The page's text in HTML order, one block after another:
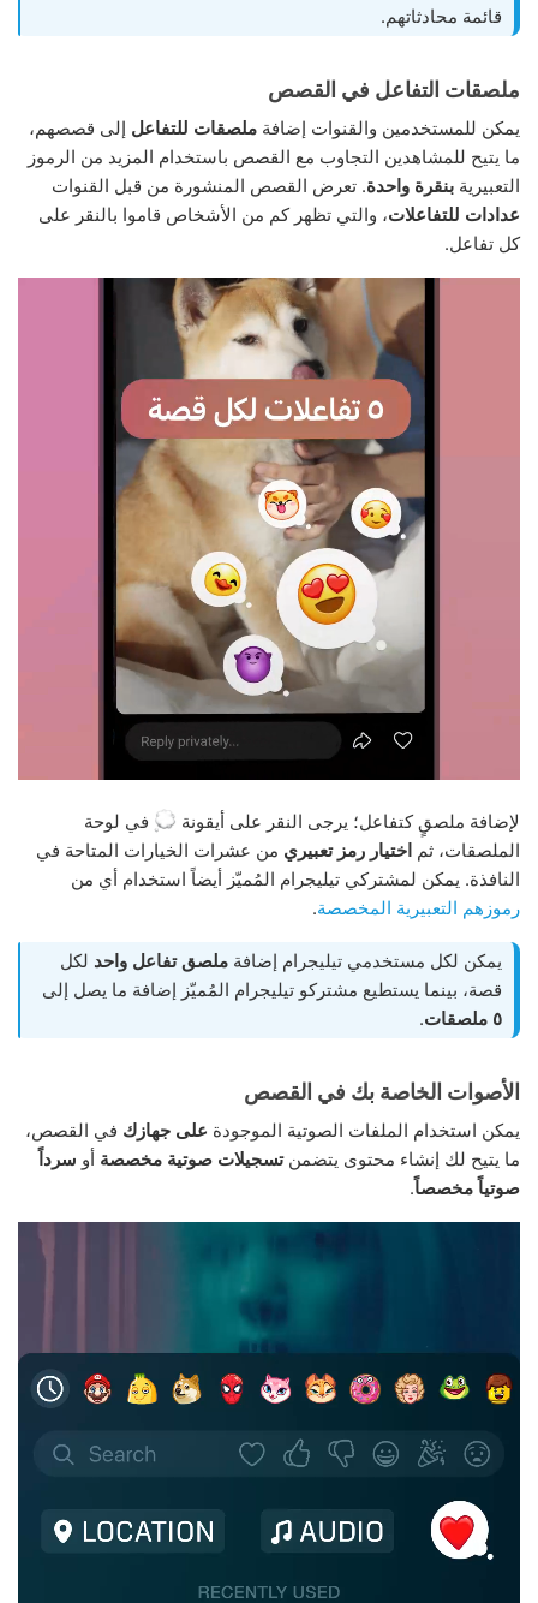
قائمة محادثاتهم.
ملصقات التفاعل في القصص
يمكن للمستخدمين والقنوات إضافة ملصقات للتفاعل إلى قصصهم،
ما يتيح للمشاهدين التجاوب مع القصص باستخدام المزيد من الرموز
التعبيرية بنقرة واحدة. تعرض القصص المنشورة من قبل القنوات
عدادات للتفاعلات، والتي تظهر كم من الأشخاص قاموا بالنقر على
كل تفاعل.
لإضافة ملصقٍ كتفاعل؛ يرجى النقر على أيقونة
في لوحة
الملصقات، ثم اختيار رمز تعبيري من عشرات الخيارات المتاحة في
النافذة. يمكن لمشتركي تيليجرام المُميّز أيضاً استخدام أي من
رموزهم التعبيرية المخصصة.
يمكن لكل مستخدمي تيليجرام إضافة ملصق تفاعل واحد لكل
قصة، بينما يستطيع مشتركو تيليجرام المُميّز إضافة ما يصل إلى
٥ ملصقات
.
الأصوات الخاصة بك في القصص
يمكن استخدام الملفات الصوتية الموجودة على جهازك في القصص،
ما يتيح لك إنشاء محتوى يتضمنتسجيلات صوتية مخصصة أو سرداً
صوتياً مخصصاً.